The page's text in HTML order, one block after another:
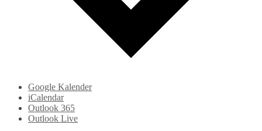
Google Kalender
iCalendar
Outlook 365
Outlook Live